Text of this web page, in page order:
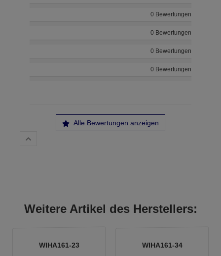
0 Bewertungen
0 Bewertungen
0 Bewertungen
0 Bewertungen
Alle Bewertungen anzeigen
Weitere Artikel des Herstellers:
WIHA161-23 WIHA161-34